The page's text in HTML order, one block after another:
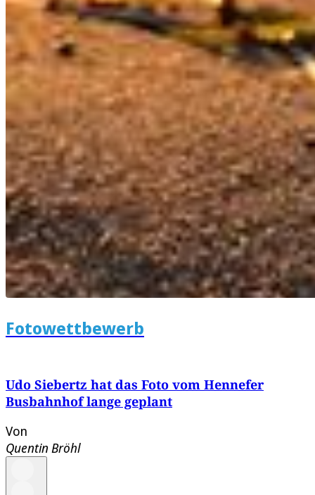
Fotowettbewerb
Udo Siebertz hat das Foto vom Hennefer
Busbahnhof lange geplant
Von
Quentin Bröhl